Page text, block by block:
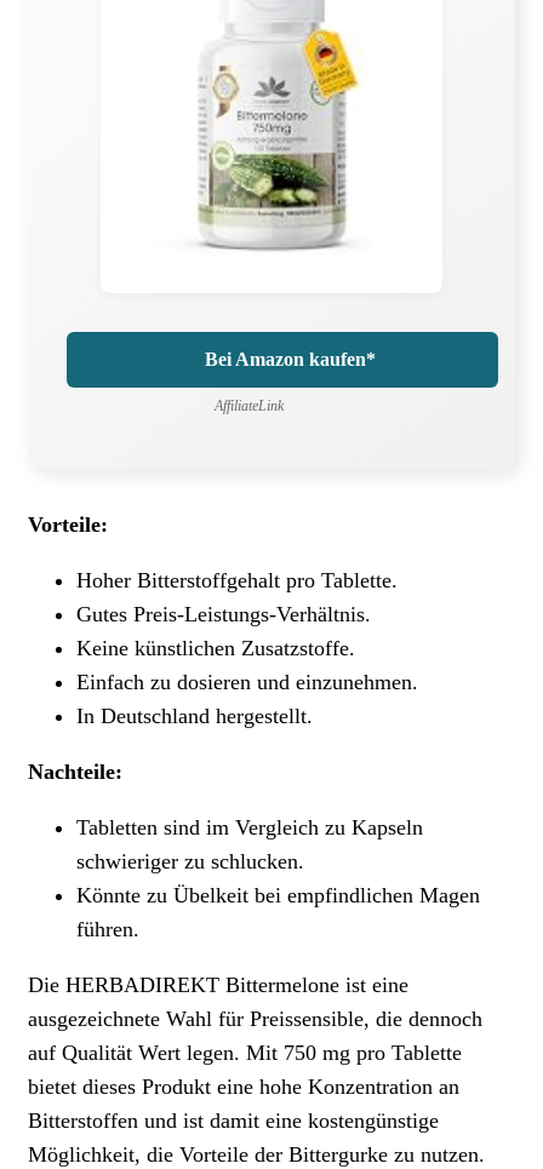
Bei Amazon kaufen*
AffiliateLink
Vorteile:
Hoher Bitterstoffgehalt pro Tablette.
Gutes Preis-Leistungs-Verhältnis.
Keine künstlichen Zusatzstoffe.
Einfach zu dosieren und einzunehmen.
In Deutschland hergestellt.
Nachteile:
Tabletten sind im Vergleich zu Kapseln
schwieriger zu schlucken.
Könnte zu Übelkeit bei empfindlichen Magen
führen.
Die HERBADIREKT Bittermelone ist eine
ausgezeichnete Wahl für Preissensible, die dennoch
auf Qualität Wert legen. Mit 750 mg pro Tablette
bietet dieses Produkt eine hohe Konzentration an
Bitterstoffen und ist damit eine kostengünstige
Möglichkeit, die Vorteile der Bittergurke zu nutzen.